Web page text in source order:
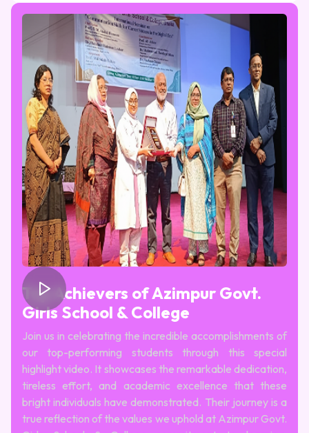
Top Achievers of Azimpur Govt.
Girls School & College
Join us in celebrating the incredible accomplishments of
our top-performing students through this special
highlight video. It showcases the remarkable dedication,
tireless effort, and academic excellence that these
bright individuals have demonstrated. Their journey is a
true reflection of the values we uphold at Azimpur Govt.